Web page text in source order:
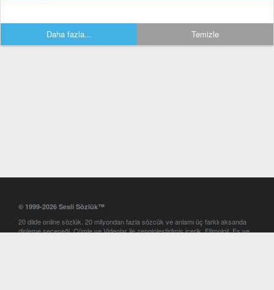
Daha fazla... Temizle
© 1999-2026 Sesli Sözlük™
20 dilde online sözlük. 20 milyondan fazla sözcük ve anlamı üç farklı aksanda
dinleme seçeneği. Cümle ve Videolar ile zenginleştirilmiş içerik. Etimoloji, Eş ve